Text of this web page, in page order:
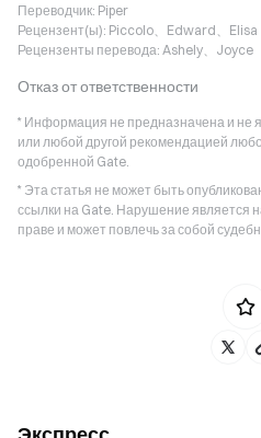
Переводчик: Piper
Рецензент(ы): Piccolo、Edward、Elisa
Рецензенты перевода: Ashely、Joyce
Отказ от ответственности
* Информация не предназначена и не
или любой другой рекомендацией
одобренной Gate.
* Эта статья не может быть
ссылки на Gate. Нарушение является
праве и может повлечь за собой